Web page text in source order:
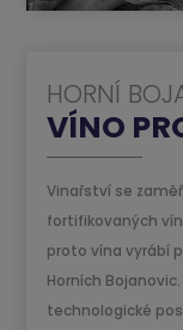
HORNÍ
VÍNO
Vinařství se
fortifikovaných
proto vína vyrábí
Horních
technologické